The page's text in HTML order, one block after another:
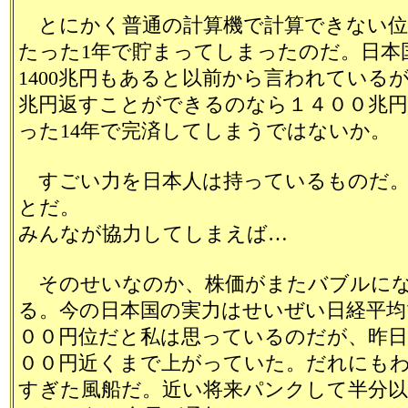
とにかく普通の計算機で計算できない
たった1年で貯まってしまったのだ。日本
1400兆円もあると以前から言われている
兆円返すことができるのなら１４００兆
った14年で完済してしまうではないか。
すごい力を日本人は持っているものだ
とだ。
みんなが協力してしまえば…
そのせいなのか、株価がまたバブルに
る。今の日本国の実力はせいぜい日経平
００円位だと私は思っているのだが、昨
００円近くまで上がっていた。だれにも
すぎた風船だ。近い将来パンクして半分